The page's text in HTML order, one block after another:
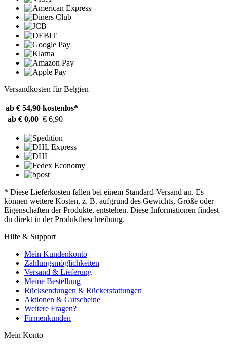
Versandkosten für Belgien
ab € 54,90 kostenlos*
ab € 0,00 € 6,90
* Diese Lieferkosten fallen bei einem Standard-Versand an. Es
können weitere Kosten, z. B. aufgrund des Gewichts, Größe oder
Eigenschaften der Produkte, entstehen. Diese Informationen findest
du direkt in der Produktbeschreibung.
Hilfe & Support
Mein Kundenkonto
Zahlungsmöglichkeiten
Versand & Lieferung
Meine Bestellung
Rücksendungen & Rückerstattungen
Aktionen & Gutscheine
Weitere Fragen?
Firmenkunden
Mein Konto